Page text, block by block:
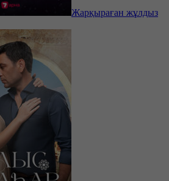
Жарқыраған жұлдыз